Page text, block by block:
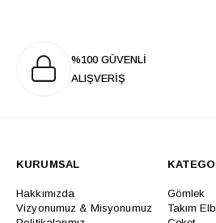
%100 GÜVENLİ
ALIŞVERİŞ
KURUMSAL
Hakkımızda
Vizyonumuz & Misyonumuz
Gömlek
Takım